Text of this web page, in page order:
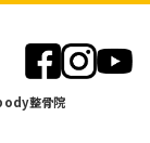
整骨院